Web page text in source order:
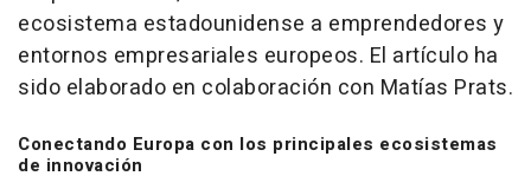
ecosistema estadounidense a emprendedores y
entornos empresariales europeos. El artículo ha
sido elaborado en colaboración con Matías Prats.
Conectando Europa con los principales ecosistemas
de innovación